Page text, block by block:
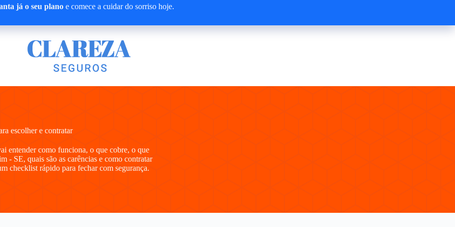
já o seu planoe comece a cuidar do sorriso hoje.
escolher e contratar
entender como funciona, o que cobre, o que
- SE, quais são as carências e como contratar
checklist rápido para fechar com segurança.